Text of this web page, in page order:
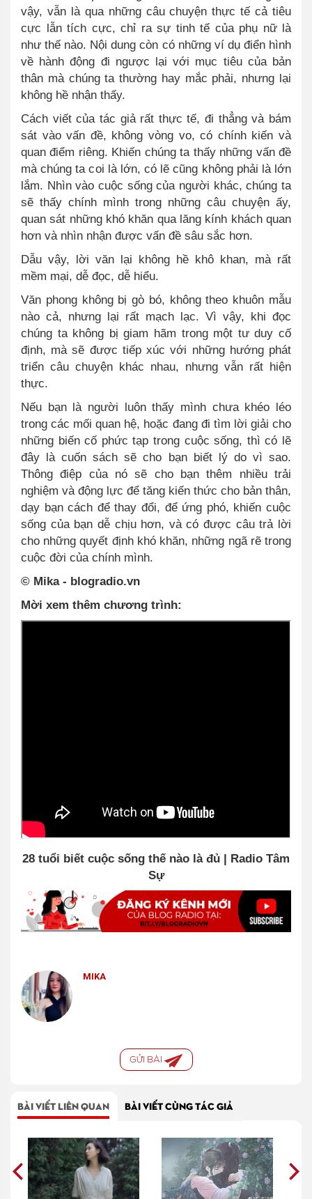
vậy, vẫn là qua những câu chuyện thực tế cả tiêu
cực lẫn tích cực, chỉ ra sự tinh tế của phụ nữ là
như thế nào. Nội dung còn có những ví dụ điển hình
về hành động đi ngược lại với mục tiêu của bản
thân mà chúng ta thường hay mắc phải, nhưng lại
không hề nhận thấy.
Cách viết của tác giả rất thực tế, đi thẳng và bám
sát vào vấn đề, không vòng vo, có chính kiến và
quan điểm riêng. Khiến chúng ta thấy những vấn đề
mà chúng ta coi là lớn, có lẽ cũng không phải là lớn
lắm. Nhìn vào cuộc sống của người khác, chúng ta
sẽ thấy chính mình trong những câu chuyện ấy,
quan sát những khó khăn qua lăng kính khách quan
hơn và nhìn nhận được vấn đề sâu sắc hơn.
Dẫu vậy, lời văn lại không hề khô khan, mà rất
mềm mại, dễ đọc, dễ hiểu.
Văn phong không bị gò bó, không theo khuôn mẫu
nào cả, nhưng lại rất mạch lạc. Vì vậy, khi đọc
chúng ta không bị giam hãm trong một tư duy cố
định, mà sẽ được tiếp xúc với những hướng phát
triển câu chuyện khác nhau, nhưng vẫn rất hiện
thực.
Nếu bạn là người luôn thấy mình chưa khéo léo
trong các mối quan hệ, hoặc đang đi tìm lời giải cho
những biến cố phức tạp trong cuộc sống, thì có lẽ
đây là cuốn sách sẽ cho bạn biết lý do vì sao.
Thông điệp của nó sẽ cho bạn thêm nhiều trải
nghiệm và động lực để tăng kiến thức cho bản thân,
dạy bạn cách để thay đổi, để ứng phó, khiến cuộc
sống của bạn dễ chịu hơn, và có được câu trả lời
cho những quyết định khó khăn, những ngã rẽ trong
cuộc đời của chính mình.
© Mika - blogradio.vn
Mời xem thêm chương trình:
28 tuổi biết cuộc sống thế nào là đủ | Radio Tâm
Sự
MIKA
GỬI BÀI
BÀI VIẾT LIÊN QUAN BÀI VIẾT CÙNG TÁC GIẢ